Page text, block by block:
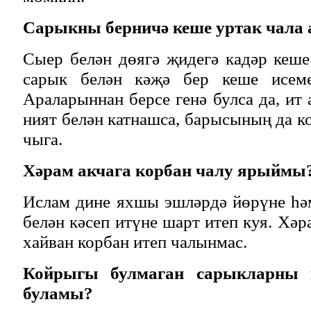
Сарыкны берничә кеше уртак
Сыер белән дөягә җидегә кадәр
сарык белән кәҗә бер кеше
Араларыннан берсе генә булса да,
ният белән катнашса, барысының да
чыга.
Хәрам акчага корбан чалу
Ислам дине яхшы эшләрдә йөрүне
белән кәсеп итүне шарт итеп куя.
хайван корбан итеп чалынмас.
Койрыгы булмаган сарыкларны
буламы?